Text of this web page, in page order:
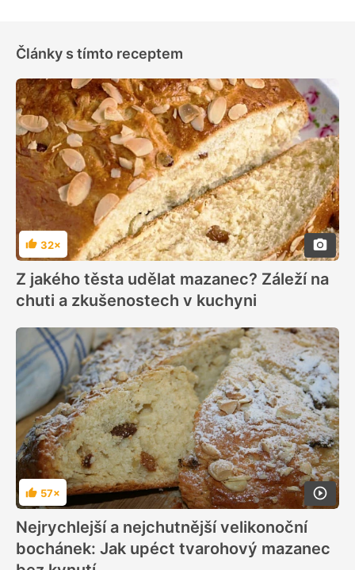
Články s tímto receptem
Hodnocení
32×
Z jakého těsta udělat mazanec? Záleží na
chuti a zkušenostech v kuchyni
Hodnocení
57×
Nejrychlejší a nejchutnější velikonoční
bochánek: Jak upéct tvarohový mazanec